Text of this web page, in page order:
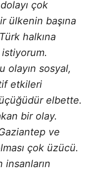
çok
ülkenin başına
halkına
olayın sosyal,
etkileri
elbette.
bir olay.
ve
çok üzücü.